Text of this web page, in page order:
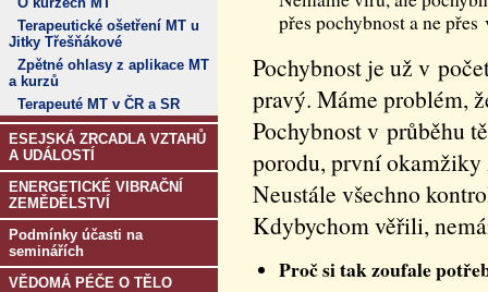
Terapeutické ošetření MT u
Jitky Třešňákové
Zpětné ohlasy z aplikace MT
a kurzů
Terapeuté MT v ČR a SR
ESEJSKÁ ZRCADLA VZTAHŮ
A UDÁLOSTÍ
ENERGETICKÉ VIBRAČNÍ
ZEMĚDĚLSTVÍ
Podmínky účasti na
seminářích
VĚDOMÁ PÉČE O TĚLO
přes pochybnost a ne přes
Pochybnost je už v
pravý. Máme problém,
Pochybnost v průběhu
porodu, první
Neustále všechno
Kdybychom věřili,
Proč si tak zoufale